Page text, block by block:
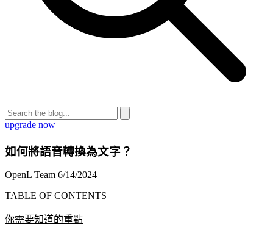
upgrade now
如何將語音轉換為文字？
OpenL Team 6/14/2024
TABLE OF CONTENTS
你需要知道的重點